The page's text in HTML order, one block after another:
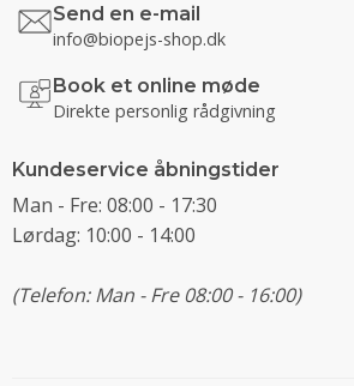
Send en e-mail
info@biopejs-shop.dk
Book et online møde
Direkte personlig rådgivning
Kundeservice åbningstider
Man - Fre: 08:00 - 17:30
Lørdag: 10:00 - 14:00
(Telefon: Man - Fre 08:00 - 16:00)